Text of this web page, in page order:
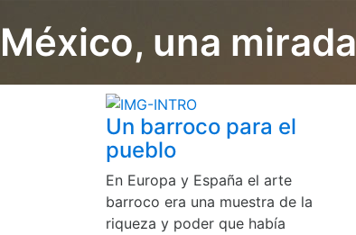
México, una mirada
Un barroco para el
pueblo
En Europa y España el arte
barroco era una muestra de la
riqueza y poder que había